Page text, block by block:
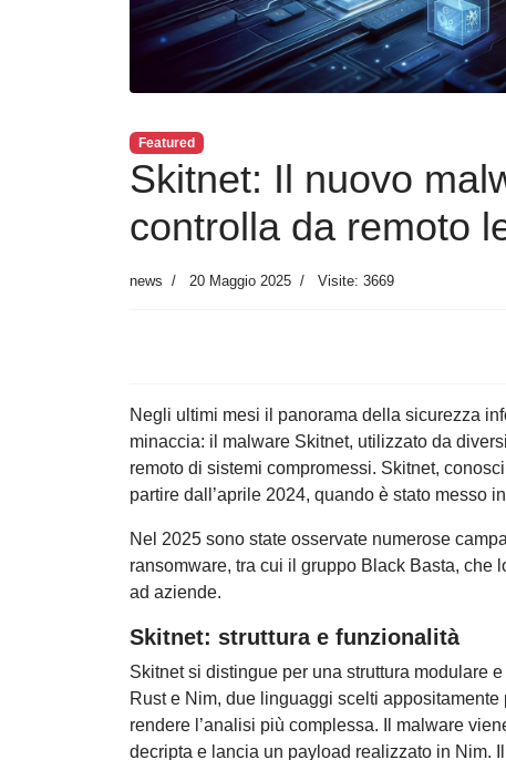
Featured
Skitnet: Il nuovo
controlla da remoto
news 20 Maggio 2025 Visite: 3669
Negli ultimi mesi il panorama della sicurezza
minaccia: il malware Skitnet, utilizzato da
remoto di sistemi compromessi. Skitnet,
partire dall’aprile 2024, quando è stato messo
Nel 2025 sono state osservate numerose
ransomware, tra cui il gruppo Black Basta, che
ad aziende.
Skitnet: struttura e funzionalità
Skitnet si distingue per una struttura modulare
Rust e Nim, due linguaggi scelti
rendere l’analisi più complessa. Il malware
decripta e lancia un payload realizzato in Nim.